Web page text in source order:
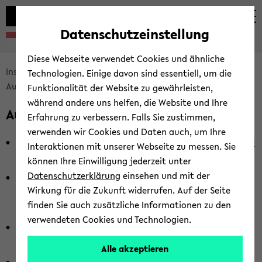
Automatische
vermeiden
zum
wechseln
zum
wechseln
zum
wechseln
Bread­
crumb
sprin­
und
Haupt­
wech­
seln
In­sti­tut für Pfle­ge­wis­sen­schaft
For­schung
Aus­wahl ak­tu­el­ler Pro­jek­te
Aus­wahl ak­tu­el­ler Pro­jek­te
Ana­ly­se des Ein­sat­zes des Te­le­fon­in­ter­views zur Fest­stel­
lung der Pfle­ge­be­dürf­tig­keit nach dem SGB XI
Wei­ter­ent­wick­lung der am­bu­lan­ten Lang­zeit­pfle­ge in
Nordrhein-​Westfalen nach dem neuen Ver­ständ­nis von
Pfle­ge im SGB XI(2022-​2023)
An­pas­sung der In­stru­men­te und Ver­fah­ren für Qua­li­
Datenschutzeinstellung
Diese Webseite verwendet Cookies und ähnliche
Technologien. Einige davon sind essentiell, um die
Funktionalität der Website zu gewährleisten,
während andere uns helfen, die Website und Ihre
Erfahrung zu verbessern. Falls Sie zustimmen,
verwenden wir Cookies und Daten auch, um Ihre
Interaktionen mit unserer Webseite zu messen. Sie
können Ihre Einwilligung jederzeit unter
Datenschutzerklärung einsehen und mit der
Wirkung für die Zukunft widerrufen. Auf der Seite
finden Sie auch zusätzliche Informationen zu den
verwendeten Cookies und Technologien.
Alle akzeptieren